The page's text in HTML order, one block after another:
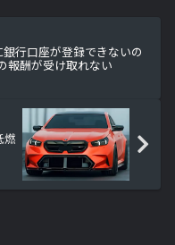
行口座が登録できないの
報酬が受け取れない
燃